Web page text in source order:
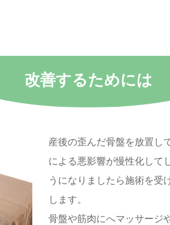
改善するためには
産後の歪んだ骨盤を放置し
による悪影響が慢性化して
うになりましたら施術を受
します。
骨盤や筋肉にへマッサージ